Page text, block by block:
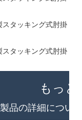
もっ
製品の詳細につい